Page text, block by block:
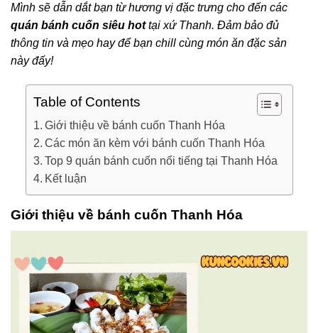
Mình sẽ dẫn dắt bạn từ hương vị đặc trưng cho đến các
quán bánh cuốn siêu hottại xứ Thanh. Đảm bảo đủ
thông tin và mẹo hay để bạn chill cùng món ăn đặc sản
này đấy!
Table of Contents
Giới thiệu về bánh cuốn Thanh Hóa
Các món ăn kèm với bánh cuốn Thanh Hóa
Top 9 quán bánh cuốn nổi tiếng tại Thanh Hóa
Kết luận
Giới thiệu về bánh cuốn Thanh Hóa